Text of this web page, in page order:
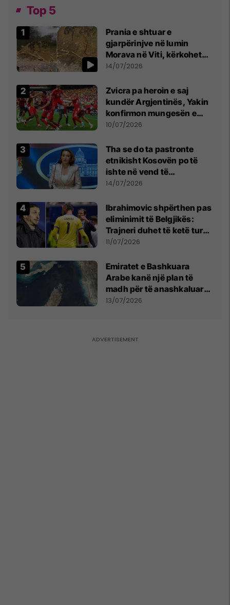
Top 5
Prania e shtuar e
gjarpërinjve në lumin
Morava në Viti, kërkohet
kujdes nga qytetarët
14/07/2026
Zvicra pa heroin e saj
kundër Argjentinës, Yakin
konfirmon mungesën e
madhe
10/07/2026
Tha se do ta pastronte
etnikisht Kosovën po të
ishte në vend të
Millosheviqit, Lëvizja e
kërkon shkarkimin e
menjëhershëm të
Snezhana Paunoviq
14/07/2026
Ibrahimovic shpërthen pas
eliminimit të Belgjikës:
Trajneri duhet të ketë turp,
ai lojtar se meritoi të luante
11/07/2026
Emiratet e Bashkuara
Arabe kanë një plan të
madh për të anashkaluar
Ngushticën e Hormuzit
13/07/2026